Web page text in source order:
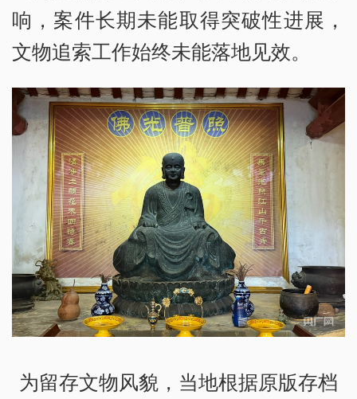
响，案件长期未能取得突破性进展，
文物追索工作始终未能落地见效。
为留存文物风貌，当地根据原版存档